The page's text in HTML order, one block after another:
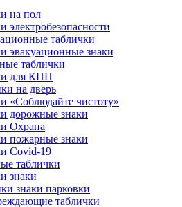
на пол
электробезопасности
таблички
эвакуационные знаки
таблички
для КПП
на дверь
«Соблюдайте чистоту»
дорожные знаки
Охрана
пожарные знаки
Covid-19
таблички
знаки
знаки парковки
таблички